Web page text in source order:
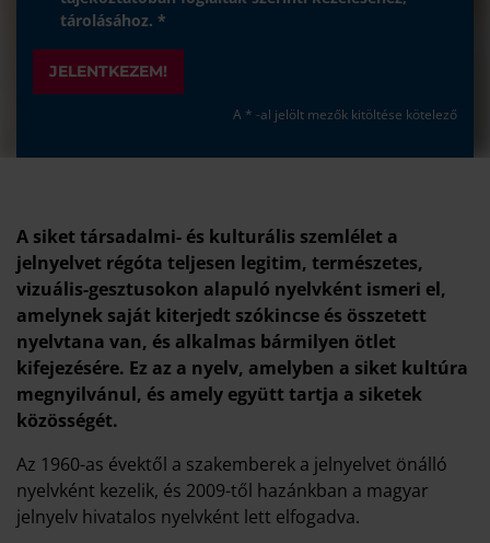
tárolásához. *
JELENTKEZEM!
A * -al jelölt mezők kitöltése kötelező
A siket társadalmi- és kulturális szemlélet a
jelnyelvet régóta teljesen legitim, természetes,
vizuális-gesztusokon alapuló nyelvként ismeri el,
amelynek saját kiterjedt szókincse és összetett
nyelvtana van, és alkalmas bármilyen ötlet
kifejezésére. Ez az a nyelv, amelyben a siket kultúra
megnyilvánul, és amely együtt tartja a siketek
közösségét.
Az 1960-as évektől a szakemberek a jelnyelvet önálló
nyelvként kezelik, és 2009-től hazánkban a magyar
jelnyelv hivatalos nyelvként lett elfogadva.